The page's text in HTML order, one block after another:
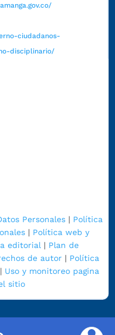
ciudadanos-
disciplinario/
Personales| Política
| Política web y
editorial | Plan de
de autor| Política
| Uso y monitoreo pagina
sitio